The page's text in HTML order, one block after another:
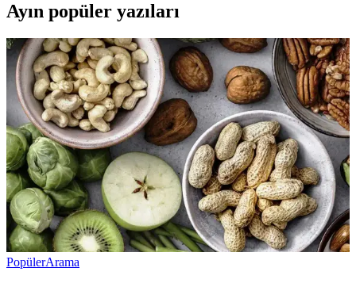
Ayın popüler yazıları
PopülerArama